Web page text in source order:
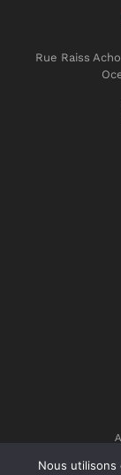
Rue Raiss
Nous utilisons